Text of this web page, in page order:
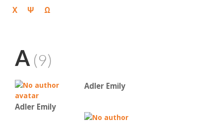
Χ
Ψ Ω
A (9)
Adler Emily
Adler Emily